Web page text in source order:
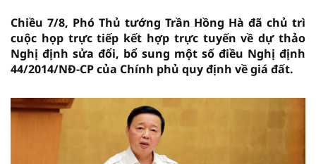
Chiều 7/8, Phó Thủ tướng Trần Hồng Hà đã chủ trì
cuộc họp trực tiếp kết hợp trực tuyến về dự thảo
Nghị định sửa đổi, bổ sung một số điều Nghị định
44/2014/NĐ-CP của Chính phủ quy định về giá đất.